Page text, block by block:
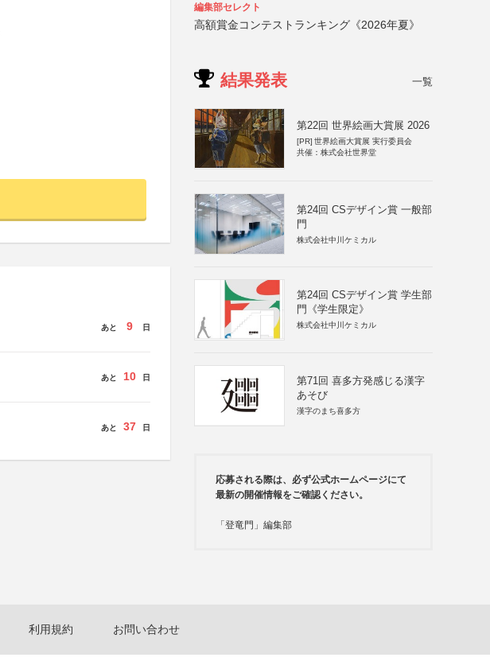
あと 9 日
あと 10 日
あと 37 日
編集部セレクト
高額賞金コンテストランキング《2026年夏》
結果発表 一覧
第22回 世界絵画大賞展 2026
[PR] 世界絵画大賞展 実行委員会
共催：株式会社世界堂
第24回 CSデザイン賞 一般部
門
株式会社中川ケミカル
第24回 CSデザイン賞 学生部
門《学生限定》
株式会社中川ケミカル
第71回 喜多方発感じる漢字
あそび
漢字のまち喜多方
応募される際は、必ず公式ホームページにて
最新の開催情報をご確認ください。
「登竜門」編集部
利用規約 お問い合わせ